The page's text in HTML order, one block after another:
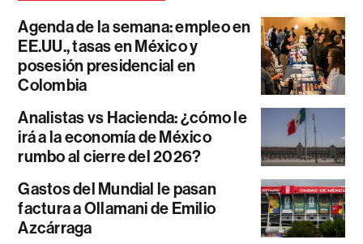
Agenda de la semana: empleo en
EE.UU., tasas en México y
posesión presidencial en
Colombia
Analistas vs Hacienda: ¿cómo le
irá a la economía de México
rumbo al cierre del 2026?
Gastos del Mundial le pasan
factura a Ollamani de Emilio
Azcárraga